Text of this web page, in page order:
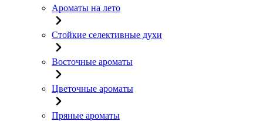
Ароматы на лето
Стойкие селективные духи
Восточные ароматы
Цветочные ароматы
Пряные ароматы